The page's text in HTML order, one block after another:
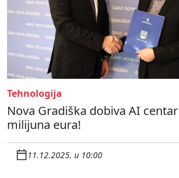
Tehnologija
Nova Gradiška dobiva AI
milijuna eura!
11.12.2025. u 10:00